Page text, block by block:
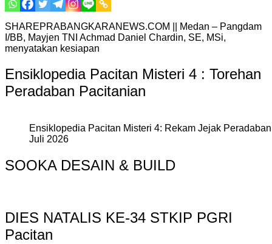
SHAREPRABANGKARANEWS.COM || Medan – Pangdam
I/BB, Mayjen TNI Achmad Daniel Chardin, SE, MSi,
menyatakan kesiapan
Ensiklopedia Pacitan Misteri 4 : Torehan
Peradaban Pacitanian
Ensiklopedia Pacitan Misteri 4: Rekam Jejak
Juli 2026
SOOKA DESAIN & BUILD
DIES NATALIS KE-34 STKIP PGRI
Pacitan